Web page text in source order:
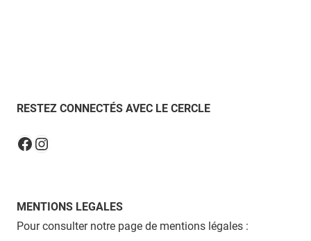
RESTEZ CONNECTÉS AVEC LE CERCLE
Facebook
Instagram
MENTIONS LEGALES
Pour consulter notre page de mentions légales :